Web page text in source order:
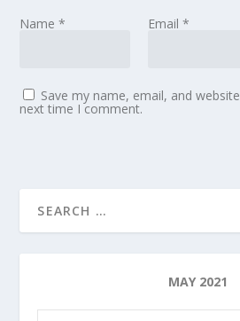
Name* Email *
Save my name, email, and
next time I comment.
MAY 2021